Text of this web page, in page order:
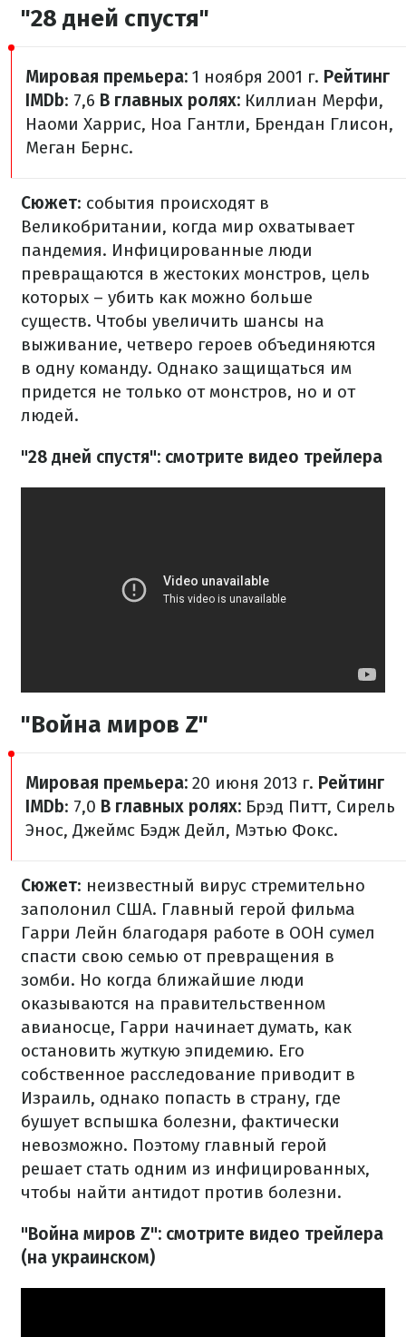
"28 дней спустя"
Мировая премьера: 1 ноября 2001 г. Рейтинг
IMDb: 7,6 В главных ролях: Киллиан Мерфи,
Наоми Харрис, Ноа Гантли, Брендан Глисон,
Меган Бернс.
Сюжет: события происходят в
Великобритании, когда мир охватывает
пандемия. Инфицированные люди
превращаются в жестоких монстров, цель
которых – убить как можно больше
существ. Чтобы увеличить шансы на
выживание, четверо героев объединяются
в одну команду. Однако защищаться им
придется не только от монстров, но и от
людей.
"28 дней спустя": смотрите видео трейлера
"Война миров Z"
Мировая премьера: 20 июня 2013 г. Рейтинг
IMDb: 7,0 В главных ролях: Брэд Питт, Сирель
Энос, Джеймс Бэдж Дейл, Мэтью Фокс.
Сюжет: неизвестный вирус стремительно
заполонил США. Главный герой фильма
Гарри Лейн благодаря работе в ООН сумел
спасти свою семью от превращения в
зомби. Но когда ближайшие люди
оказываются на правительственном
авианосце, Гарри начинает думать, как
остановить жуткую эпидемию. Его
собственное расследование приводит в
Израиль, однако попасть в страну, где
бушует вспышка болезни, фактически
невозможно. Поэтому главный герой
решает стать одним из инфицированных,
чтобы найти антидот против болезни.
"Война миров Z": смотрите видео трейлера
(на украинском)